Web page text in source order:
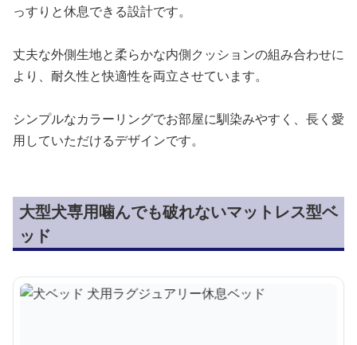
っすりと休息できる設計です。
丈夫な外側生地と柔らかな内側クッションの組み合わせに
より、耐久性と快適性を両立させています。
シンプルなカラーリングでお部屋に馴染みやすく、長く愛
用していただけるデザインです。
大型犬専用噛んでも破れないマットレス型ベ
ッド